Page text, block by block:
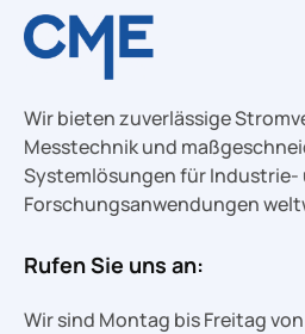
Wir bieten zuverlässige
Messtechnik und
Systemlösungen für Industrie-
Forschungsanwendungen
Rufen Sie uns an:
Wir sind Montag bis Freitag